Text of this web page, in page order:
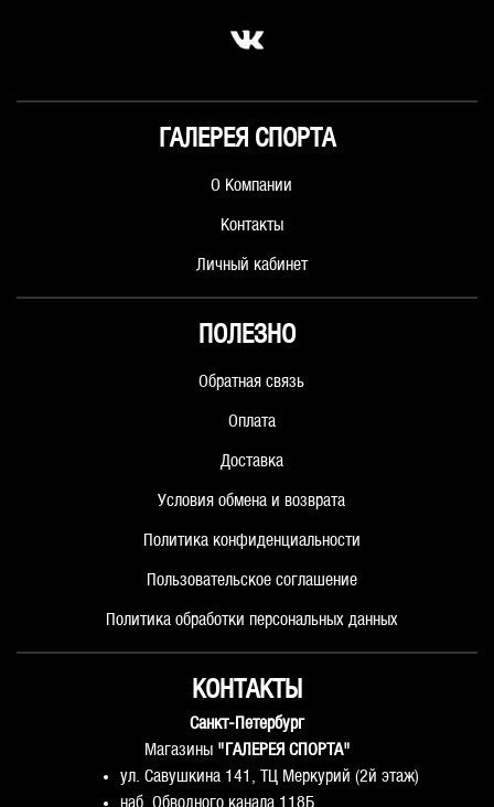
ГАЛЕРЕЯ СПОРТА
О Компании
Контакты
Личный кабинет
ПОЛЕЗНО
Обратная связь
Оплата
Доставка
Условия обмена и возврата
Политика конфиденциальности
Пользовательское соглашение
Политика обработки персональных данных
КОНТАКТЫ
Санкт-Петербург
Магазины "ГАЛЕРЕЯ СПОРТА"
ул. Савушкина 141, ТЦ Меркурий (2й этаж)
наб. Обводного канала 118Б